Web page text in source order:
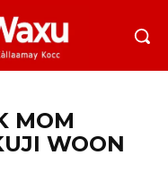
MOM
WOON